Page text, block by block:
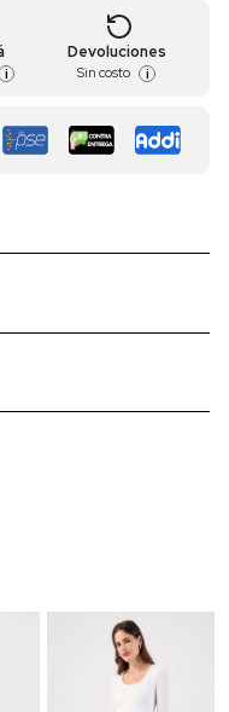
i
Devoluciones
Sin costo i